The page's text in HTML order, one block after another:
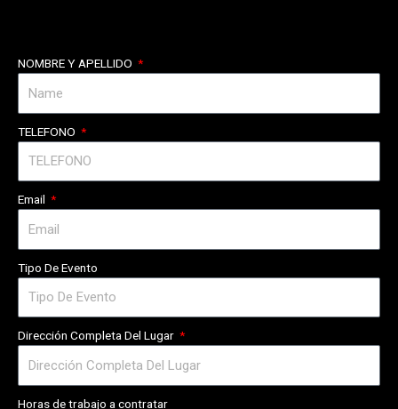
NOMBRE Y APELLIDO
TELEFONO
Email
Tipo De Evento
Dirección Completa Del Lugar
Horas de trabajo a contratar